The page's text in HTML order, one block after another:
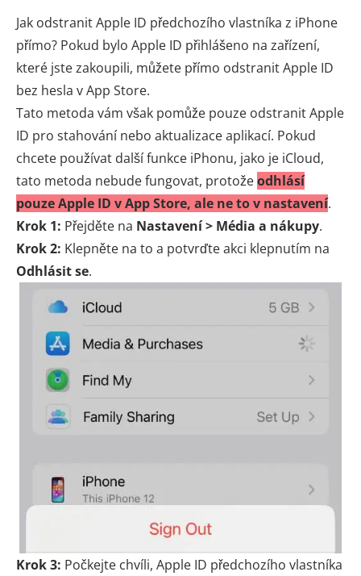
Jak odstranit Apple ID předchozího vlastníka z iPhone
přímo? Pokud bylo Apple ID přihlášeno na zařízení,
které jste zakoupili, můžete přímo odstranit Apple ID
bez hesla v App Store.
Tato metoda vám však pomůže pouze odstranit Apple
ID pro stahování nebo aktualizace aplikací. Pokud
chcete používat další funkce iPhonu, jako je iCloud,
tato metoda nebude fungovat, protožeodhlásí
pouze Apple ID v App Store, ale ne to v nastavení.
Krok 1: Přejděte na Nastavení > Média a nákupy.
Krok 2: Klepněte na to a potvrďte akci klepnutím na
Odhlásit se.
Krok 3: Počkejte chvíli, Apple ID předchozího vlastníka